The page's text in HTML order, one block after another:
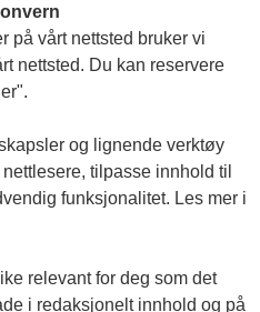
for forskning, høyere
Tøyen, 0608 Oslo.
(+47) 22 59 51 01,
på vårt nettsted bruker vi
nettsted. Du kan reservere
og lignende verktøy
tilpasse innhold til
funksjonalitet. Les mer i
relevant for deg som det
i redaksjonelt innhold og på